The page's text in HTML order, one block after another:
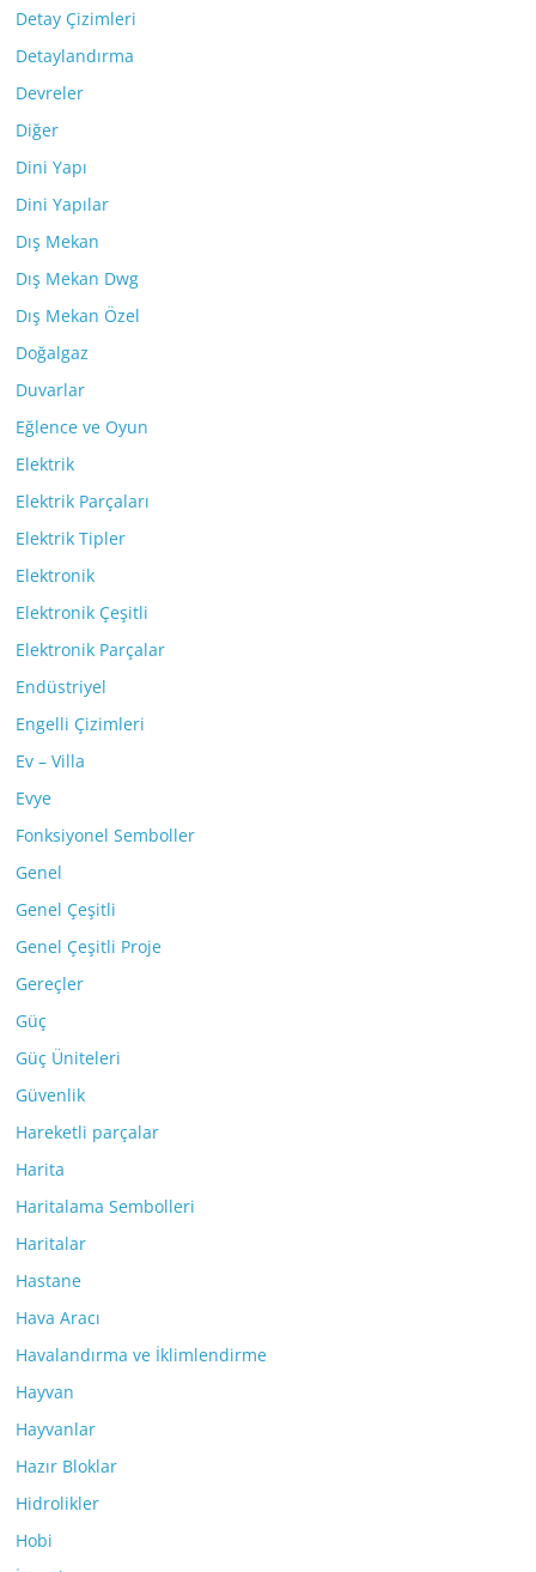
Detay Çizimleri
Detaylandırma
Devreler
Diğer
Dini Yapı
Dini Yapılar
Dış Mekan
Dış Mekan Dwg
Dış Mekan Özel
Doğalgaz
Duvarlar
Eğlence ve Oyun
Elektrik
Elektrik Parçaları
Elektrik Tipler
Elektronik
Elektronik Çeşitli
Elektronik Parçalar
Endüstriyel
Engelli Çizimleri
Ev – Villa
Evye
Fonksiyonel Semboller
Genel
Genel Çeşitli
Genel Çeşitli Proje
Gereçler
Güç
Güç Üniteleri
Güvenlik
Hareketli parçalar
Harita
Haritalama Sembolleri
Haritalar
Hastane
Hava Aracı
Havalandırma ve İklimlendirme
Hayvan
Hayvanlar
Hazır Bloklar
Hidrolikler
Hobi